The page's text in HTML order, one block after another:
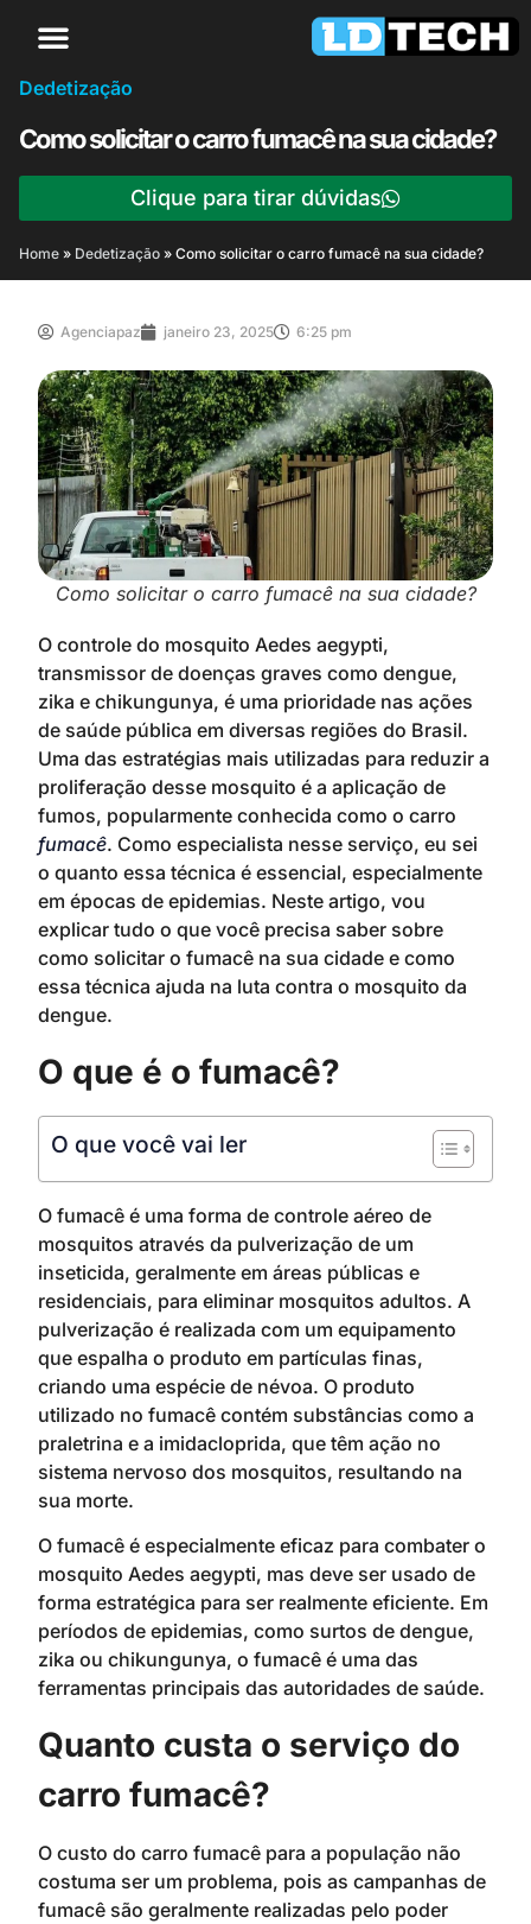
Dedetização
Como solicitar o carro fumacê na sua cidade?
Clique para tirar dúvidas
Home » Dedetização » Como solicitar o carro fumacê na sua cidade?
Agenciapaz janeiro 23, 2025 6:25 pm
Como solicitar o carro fumacê na sua cidade?
O controle do mosquito Aedes aegypti,
transmissor de doenças graves como dengue,
zika e chikungunya, é uma prioridade nas ações
de saúde pública em diversas regiões do Brasil.
Uma das estratégias mais utilizadas para reduzir a
proliferação desse mosquito é a aplicação de
fumos, popularmente conhecida como o carro
fumacê. Como especialista nesse serviço, eu sei
o quanto essa técnica é essencial, especialmente
em épocas de epidemias. Neste artigo, vou
explicar tudo o que você precisa saber sobre
como solicitar o fumacê na sua cidade e como
essa técnica ajuda na luta contra o mosquito da
dengue.
O que é o fumacê?
O que você vai ler
O fumacê é uma forma de controle aéreo de
mosquitos através da pulverização de um
inseticida, geralmente em áreas públicas e
residenciais, para eliminar mosquitos adultos. A
pulverização é realizada com um equipamento
que espalha o produto em partículas finas,
criando uma espécie de névoa. O produto
utilizado no fumacê contém substâncias como a
praletrina e a imidacloprida, que têm ação no
sistema nervoso dos mosquitos, resultando na
sua morte.
O fumacê é especialmente eficaz para combater o
mosquito Aedes aegypti, mas deve ser usado de
forma estratégica para ser realmente eficiente. Em
períodos de epidemias, como surtos de dengue,
zika ou chikungunya, o fumacê é uma das
ferramentas principais das autoridades de saúde.
Quanto custa o serviço do
carro fumacê?
O custo do carro fumacê para a população não
costuma ser um problema, pois as campanhas de
fumacê são geralmente realizadas pelo poder